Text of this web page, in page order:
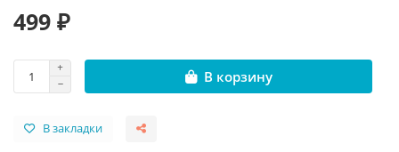
499 ₽
В корзину
В закладки